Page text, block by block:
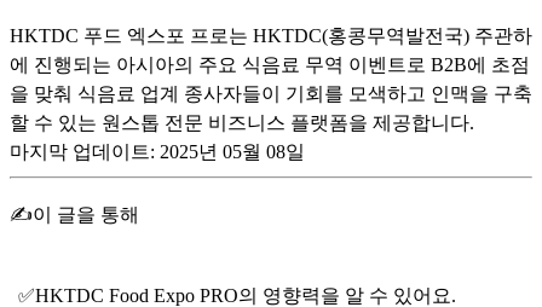
HKTDC 푸드 엑스포 프로는 HKTDC(홍콩무역발전국) 주관하
에 진행되는 아시아의 주요 식음료 무역 이벤트로 B2B에 초점
을 맞춰 식음료 업계 종사자들이 기회를 모색하고 인맥을 구축
할 수 있는 원스톱 전문 비즈니스 플랫폼을 제공합니다.
마지막 업데이트: 2025년 05월 08일
✍️이 글을 통해
✅HKTDC Food Expo PRO의 영향력을 알 수 있어요.